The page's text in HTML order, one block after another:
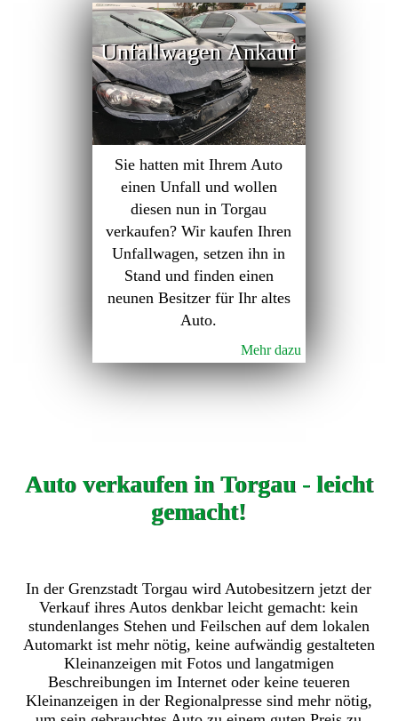
Unfallwagen Ankauf
Sie hatten mit Ihrem Auto
einen Unfall und wollen
diesen nun in Torgau
verkaufen? Wir kaufen Ihren
Unfallwagen, setzen ihn in
Stand und finden einen
neunen Besitzer für Ihr altes
Auto.
Mehr dazu
Auto verkaufen in Torgau - leicht
gemacht!
In der Grenzstadt Torgau wird Autobesitzern jetzt der
Verkauf ihres Autos denkbar leicht gemacht: kein
stundenlanges Stehen und Feilschen auf dem lokalen
Automarkt ist mehr nötig, keine aufwändig gestalteten
Kleinanzeigen mit Fotos und langatmigen
Beschreibungen im Internet oder keine teueren
Kleinanzeigen in der Regionalpresse sind mehr nötig,